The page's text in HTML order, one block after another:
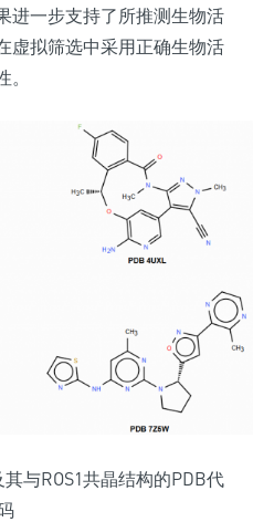
进一步支持了所推测生物活
虚拟筛选中采用正确生物活
与ROS1共晶结构的PDB代